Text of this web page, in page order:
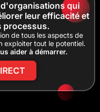
qui
leur efficacité et
processus.
de tous les aspects de
exploiter tout le potentiel.
aider à démarrer.